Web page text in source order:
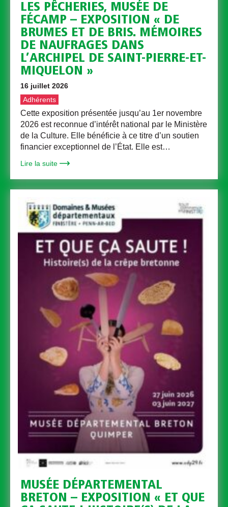
LES PÊCHERIES, MUSÉE DE
FÉCAMP – EXPOSITION « DE
BRUMES ET DE BRIS. MÉMOIRES
DE NAUFRAGES DANS
L’ARCHIPEL DE SAINT-PIERRE-ET-
MIQUELON »
16 juillet 2026
Adhérents
Cette exposition présentée jusqu’au 1er novembre
2026 est reconnue d’intérêt national par le Ministère
de la Culture. Elle bénéficie à ce titre d’un soutien
financier exceptionnel de l’État. Elle est…
Lire la suite
MUSÉE DÉPARTEMENTAL
BRETON – EXPOSITION « ET QUE